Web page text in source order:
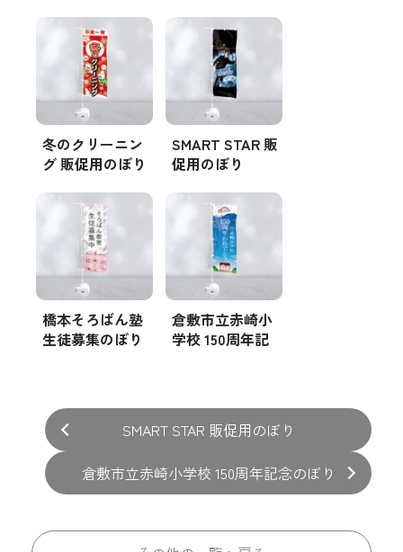
冬のクリーニン
グ 販促用のぼり
SMART STAR 販
促用のぼり
橋本そろばん塾
生徒募集のぼり
倉敷市立赤崎小
学校 150周年記
SMART STAR 販促用のぼり
倉敷市立赤崎小学校 150周年記念のぼり